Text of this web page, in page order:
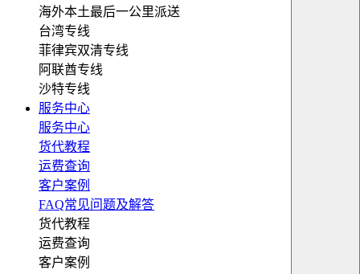
海外本土最后一公里派送
台湾专线
菲律宾双清专线
阿联酋专线
沙特专线
服务中心
服务中心
货代教程
运费查询
客户案例
FAQ常见问题及解答
货代教程
运费查询
客户案例